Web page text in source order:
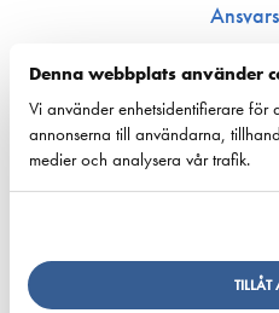
Denna webbplats använder
Vi använder enhetsidentifierare för
annonserna till användarna,
medier och analysera vår trafik.
TILLÅT
Miljön
Arbetsmarknad
Bemannings
Rederierna i